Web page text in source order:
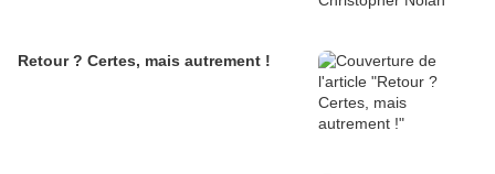
Retour ? Certes, mais autrement !